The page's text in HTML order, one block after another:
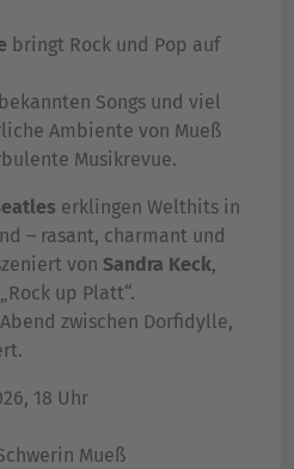
bringt Rock und Pop auf
Songs und viel
Ambiente von Mueß
Musikrevue.
erklingen Welthits in
– rasant, charmant und
von Sandra Keck,
up Platt“.
zwischen Dorfidylle,
18 Uhr
Mueß